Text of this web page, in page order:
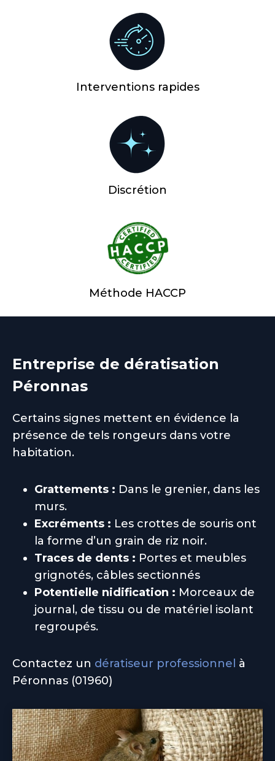
Interventions rapides
Discrétion
Méthode HACCP
Entreprise de dératisation
Péronnas
Certains signes mettent en évidence la
présence de tels rongeurs dans votre
habitation.
Grattements : Dans le grenier, dans les
murs.
Excréments : Les crottes de souris ont
la forme d’un grain de riz noir.
Traces de dents : Portes et meubles
grignotés, câbles sectionnés
Potentielle nidification : Morceaux de
journal, de tissu ou de matériel isolant
regroupés.
Contactez un dératiseur professionnel à
Péronnas (01960)